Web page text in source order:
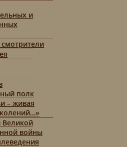
и
полк
– живая
Великой
войны